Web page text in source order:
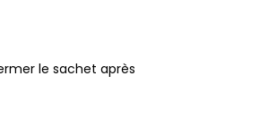
le sachet après